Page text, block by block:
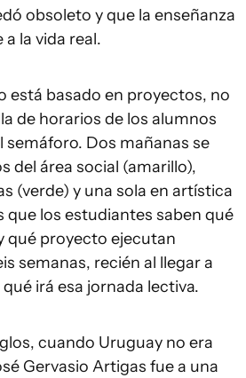
obsoleto y que la enseñanza
la vida real.
está basado en proyectos, no
de horarios de los alumnos
semáforo. Dos mañanas se
del área social (amarillo),
(verde) y una sola en artística
que los estudiantes saben qué
qué proyecto ejecutan
semanas, recién al llegar a
irá esa jornada lectiva.
cuando Uruguay no era
Gervasio Artigas fue a una